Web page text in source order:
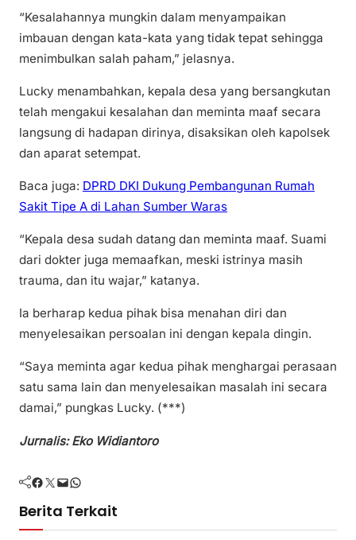
“Kesalahannya mungkin dalam menyampaikan
imbauan dengan kata-kata yang tidak tepat sehingga
menimbulkan salah paham,” jelasnya.
Lucky menambahkan, kepala desa yang bersangkutan
telah mengakui kesalahan dan meminta maaf secara
langsung di hadapan dirinya, disaksikan oleh kapolsek
dan aparat setempat.
Baca juga: DPRD DKI Dukung Pembangunan Rumah
Sakit Tipe A di Lahan Sumber Waras
“Kepala desa sudah datang dan meminta maaf. Suami
dari dokter juga memaafkan, meski istrinya masih
trauma, dan itu wajar,” katanya.
Ia berharap kedua pihak bisa menahan diri dan
menyelesaikan persoalan ini dengan kepala dingin.
“Saya meminta agar kedua pihak menghargai perasaan
satu sama lain dan menyelesaikan masalah ini secara
damai,” pungkas Lucky. (***)
Jurnalis: Eko Widiantoro
Facebook Twitter Mail WhatsApp
Berita Terkait